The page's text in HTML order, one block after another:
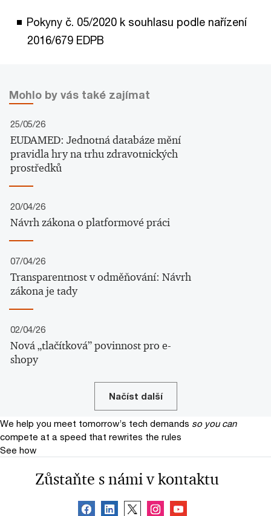
Pokyny č. 05/2020 k souhlasu podle nařízení
2016/679 EDPB
Mohlo by vás také zajímat
25/05/26
EUDAMED: Jednotná databáze mění
pravidla hry na trhu zdravotnických
prostředků
20/04/26
Návrh zákona o platformové práci
07/04/26
Transparentnost v odměňování: Návrh
zákona je tady
02/04/26
Nová „tlačítková” povinnost pro e-
shopy
Načíst další
We help you meet tomorrow’s tech demands so you can
compete at a speed that rewrites the rules
See how
Zůstaňte s námi v kontaktu